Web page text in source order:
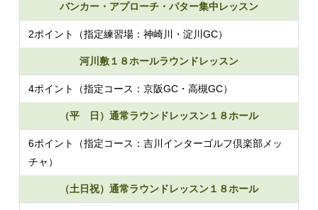
バンカー・アプローチ・パター集中レッスン
2ポイント（指定練習場：神崎川・淀川GC）
河川敷１８ホールラウンドレッスン
4ポイント（指定コース：京阪GC・高槻GC）
（平 日）通常ラウンドレッスン１８ホール
6ポイント（指定コース：吉川インターゴルフ倶楽部メッ
チャ）
（土日祝）通常ラウンドレッスン１８ホール